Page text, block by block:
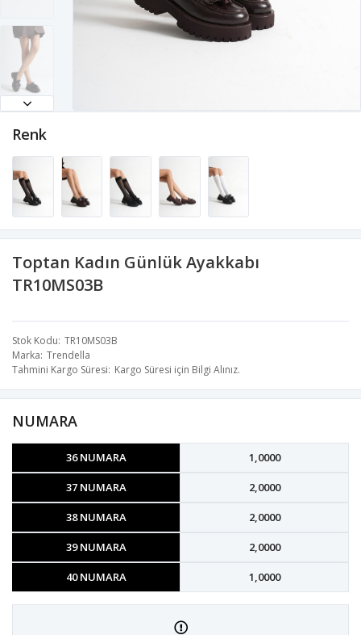
Toptan Kadın Günlük Ayakkabı
TR10MS03B
Stok Kodu TR10MS03B
Marka Trendella
Tahmini Kargo Süresi Kargo Süresi için Bilgi Alınız.
Renk
NUMARA
36 NUMARA 1,0000
37 NUMARA 2,0000
38 NUMARA 2,0000
39 NUMARA 2,0000
40 NUMARA 1,0000